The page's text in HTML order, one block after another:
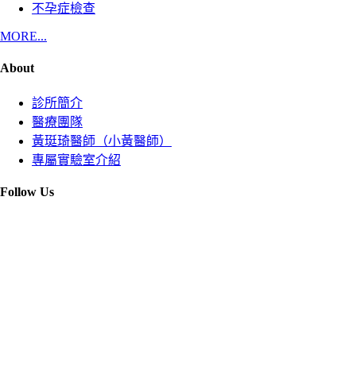
不孕症檢查
MORE...
About
診所簡介
醫療團隊
黃珽琦醫師（小黃醫師）
專屬實驗室介紹
Follow Us